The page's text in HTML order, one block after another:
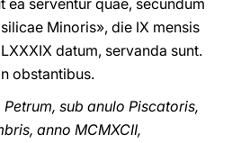
ea serventur quae, secundum
Minoris», die IX mensis
datum, servanda sunt.
obstantibus.
sub anulo Piscatoris,
anno MCMXCII,